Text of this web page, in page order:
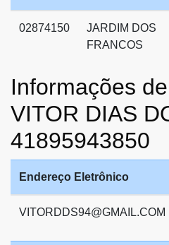
02874150
JARDIM DOS
FRANCOS
Informações
VITOR DIAS
41895943850
Endereço Eletrônico
VITORDDS94@GMAIL.COM